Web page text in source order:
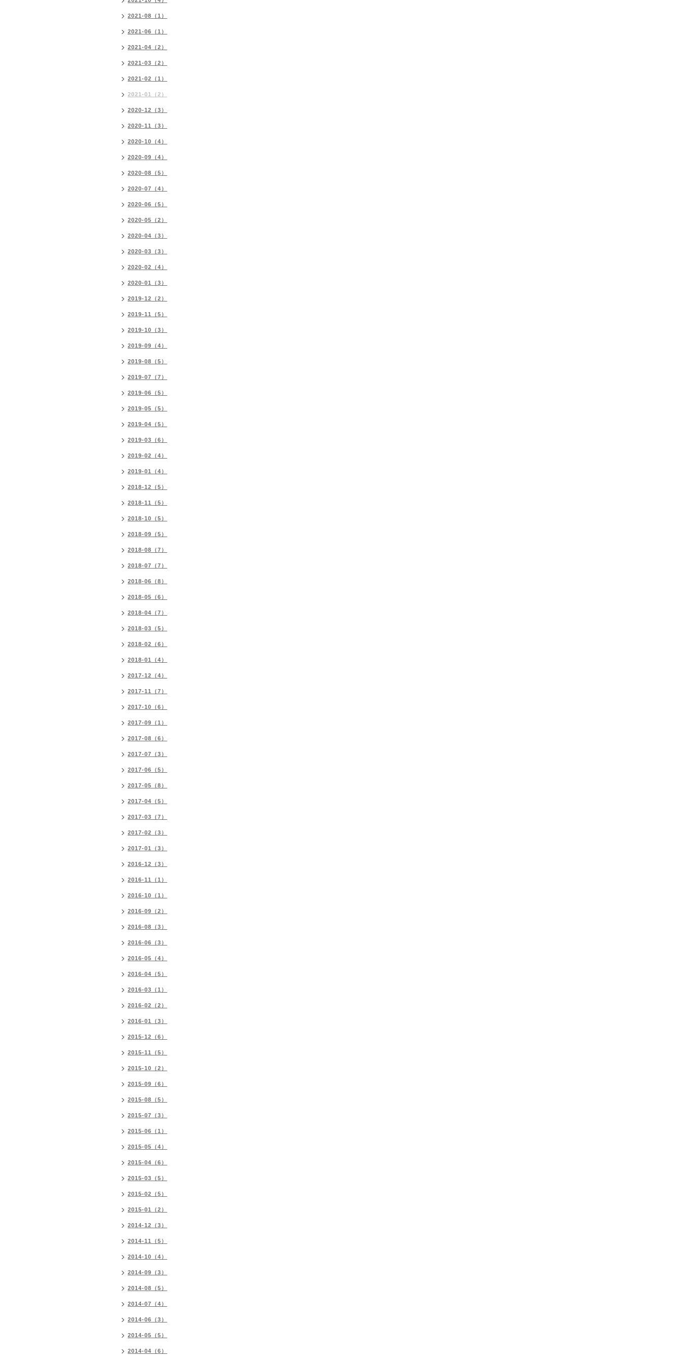
2021-08（1）
2021-06（1）
2021-04（2）
2021-03（2）
2021-02（1）
2021-01（2）
2020-12（3）
2020-11（3）
2020-10（4）
2020-09（4）
2020-08（5）
2020-07（4）
2020-06（5）
2020-05（2）
2020-04（3）
2020-03（3）
2020-02（4）
2020-01（3）
2019-12（2）
2019-11（5）
2019-10（3）
2019-09（4）
2019-08（5）
2019-07（7）
2019-06（5）
2019-05（5）
2019-04（5）
2019-03（6）
2019-02（4）
2019-01（4）
2018-12（5）
2018-11（5）
2018-10（5）
2018-09（5）
2018-08（7）
2018-07（7）
2018-06（8）
2018-05（6）
2018-04（7）
2018-03（5）
2018-02（6）
2018-01（4）
2017-12（4）
2017-11（7）
2017-10（6）
2017-09（1）
2017-08（6）
2017-07（3）
2017-06（5）
2017-05（8）
2017-04（5）
2017-03（7）
2017-02（3）
2017-01（3）
2016-12（3）
2016-11（1）
2016-10（1）
2016-09（2）
2016-08（3）
2016-06（3）
2016-05（4）
2016-04（5）
2016-03（1）
2016-02（2）
2016-01（3）
2015-12（6）
2015-11（5）
2015-10（2）
2015-09（6）
2015-08（5）
2015-07（3）
2015-06（1）
2015-05（4）
2015-04（6）
2015-03（5）
2015-02（5）
2015-01（2）
2014-12（3）
2014-11（5）
2014-10（4）
2014-09（3）
2014-08（5）
2014-07（4）
2014-06（3）
2014-05（5）
2014-04（6）